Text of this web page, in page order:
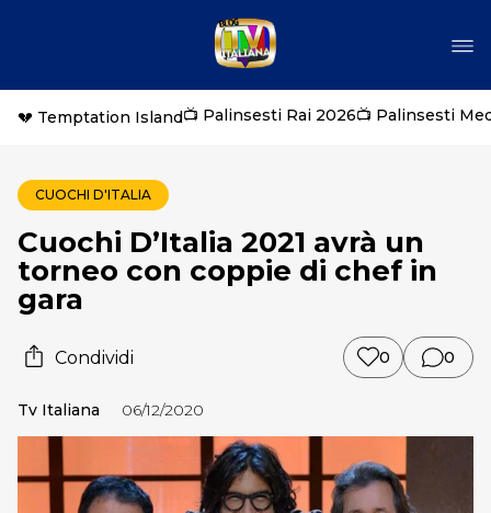
💔 Temptation Island📺 Palinsesti Rai 2026📺 Palinsesti
CUOCHI D'ITALIA
Cuochi D’Italia 2021 avrà un
torneo con coppie di chef in
gara
Condividi 0 0
Tv Italiana 06/12/2020